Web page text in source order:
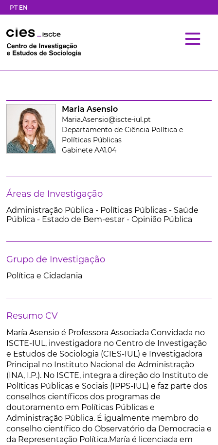
PT EN
Maria Asensio
Maria.Asensio@iscte-iul.pt
Departamento de Ciência Política e
Políticas Públicas
Gabinete AA1.04
Áreas de Investigação
Administração Pública - Políticas Públicas - Saúde
Pública - Estado de Bem-estar - Opinião Pública
Grupo de Investigação
Política e Cidadania
Resumo CV
María Asensio é Professora Associada Convidada no
ISCTE-IUL, investigadora no Centro de Investigação
e Estudos de Sociologia (CIES-IUL) e Investigadora
Principal no Instituto Nacional de Administração
(INA, I.P.). No ISCTE, integra a direção do Instituto de
Políticas Públicas e Sociais (IPPS-IUL) e faz parte dos
conselhos científicos dos programas de
doutoramento em Políticas Públicas e
Administração Pública. É igualmente membro do
conselho científico do Observatório da Democracia e
da Representação Política.María é licenciada em